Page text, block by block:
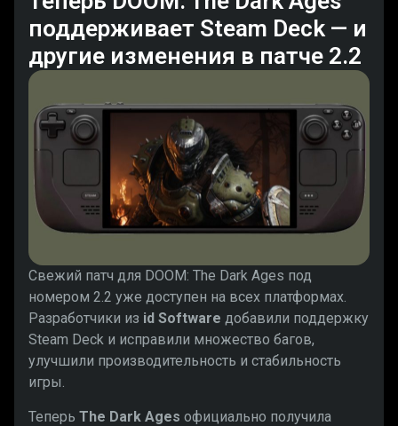
поддерживает Steam Deck — и
другие изменения в патче 2.2
Свежий патч для DOOM: The Dark Ages под
номером 2.2 уже доступен на всех платформах.
Разработчики из id Software добавили поддержку
Steam Deck и исправили множество багов,
улучшили производительность и стабильность
игры.
Теперь The Dark Ages официально получила